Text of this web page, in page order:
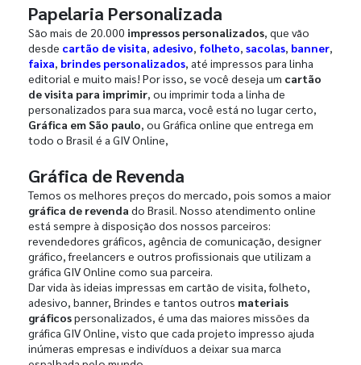
Papelaria Personalizada
São mais de 20.000 impressos personalizados, que vão
desde cartão de visita, adesivo, folheto, sacolas, banner,
faixa, brindes personalizados, até impressos para linha
editorial e muito mais! Por isso, se você deseja um cartão
de visita para imprimir, ou imprimir toda a linha de
personalizados para sua marca, você está no lugar certo,
Gráfica em São paulo, ou Gráfica online que entrega em
todo o Brasil é a GIV Online,
Gráfica de Revenda
Temos os melhores preços do mercado, pois somos a maior
gráfica de revenda do Brasil. Nosso atendimento online
está sempre à disposição dos nossos parceiros:
revendedores gráficos, agência de comunicação, designer
gráfico, freelancers e outros profissionais que utilizam a
gráfica GIV Online como sua parceira.
Dar vida às ideias impressas em cartão de visita, folheto,
adesivo, banner, Brindes e tantos outros materiais
gráficospersonalizados, é uma das maiores missões da
gráfica GIV Online, visto que cada projeto impresso ajuda
inúmeras empresas e indivíduos a deixar sua marca